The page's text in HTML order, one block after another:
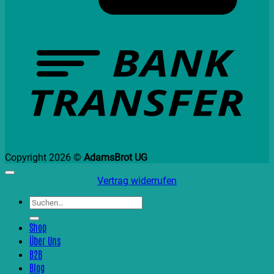
Copyright 2026 © AdamsBrot UG
Vertrag widerrufen
Suchen
nach:
Shop
Über Uns
B2B
Blog